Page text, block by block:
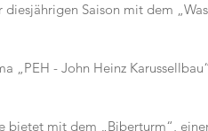
Saison mit dem
„PEH - John Heinz
bietet mit dem „Biberturm“,